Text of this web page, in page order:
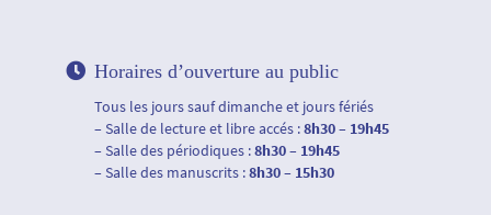
Horaires d’ouverture au public
Tous les jours sauf dimanche et jours fériés
– Salle de lecture et libre accés :8h30 – 19h45
– Salle des périodiques :8h30 – 19h45
– Salle des manuscrits :8h30 – 15h30